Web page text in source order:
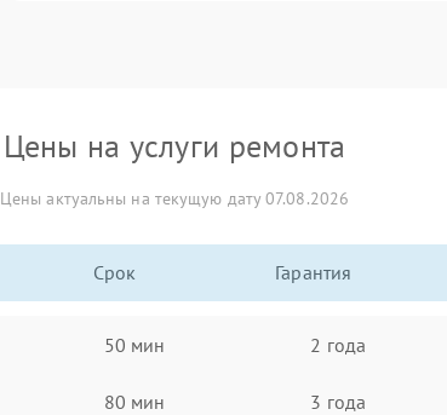
Цены на услуги ремонта
Цены актуальны на текущую дату 07.08.2026
Срок Гарантия
50 мин 2 года
80 мин 3 года